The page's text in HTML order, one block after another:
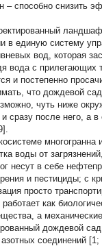
способно снизить
в единую систему
вод, которая
с прилегающих
и постепенно
что дождевой
чуть ниже
сразу после него, а
воды от
несут в себе
и пестициды; с
просто
как
а
дождевой
соединений [1;